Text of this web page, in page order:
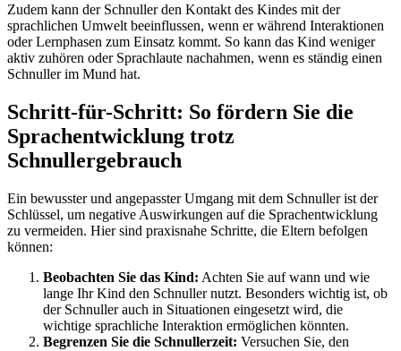
Zudem kann der Schnuller den Kontakt des Kindes mit der
sprachlichen Umwelt beeinflussen, wenn er während Interaktionen
oder Lernphasen zum Einsatz kommt. So kann das Kind weniger
aktiv zuhören oder Sprachlaute nachahmen, wenn es ständig einen
Schnuller im Mund hat.
Schritt-für-Schritt: So fördern Sie die
Sprachentwicklung trotz
Schnullergebrauch
Ein bewusster und angepasster Umgang mit dem Schnuller ist der
Schlüssel, um negative Auswirkungen auf die Sprachentwicklung
zu vermeiden. Hier sind praxisnahe Schritte, die Eltern befolgen
können:
Beobachten Sie das Kind: Achten Sie auf wann und wie
lange Ihr Kind den Schnuller nutzt. Besonders wichtig ist, ob
der Schnuller auch in Situationen eingesetzt wird, die
wichtige sprachliche Interaktion ermöglichen könnten.
Begrenzen Sie die Schnullerzeit: Versuchen Sie, den